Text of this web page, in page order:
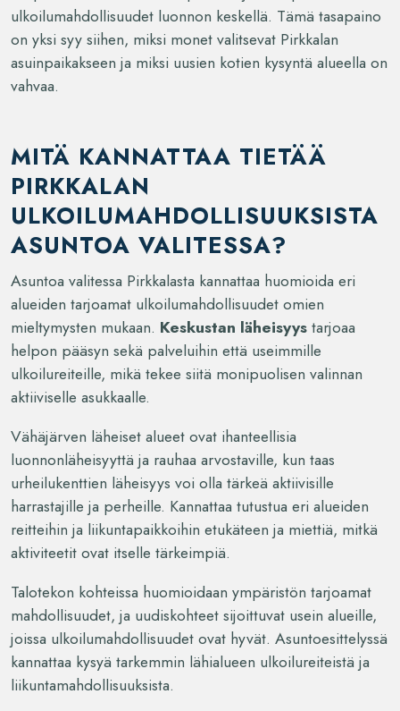
ulkoilumahdollisuudet luonnon keskellä. Tämä tasapaino
on yksi syy siihen, miksi monet valitsevat Pirkkalan
asuinpaikakseen ja miksi uusien kotien kysyntä alueella on
vahvaa.
MITÄ KANNATTAA TIETÄÄ
PIRKKALAN
ULKOILUMAHDOLLISUUKSISTA
ASUNTOA VALITESSA?
Asuntoa valitessa Pirkkalasta kannattaa huomioida eri
alueiden tarjoamat ulkoilumahdollisuudet omien
mieltymysten mukaan. Keskustan läheisyystarjoaa
helpon pääsyn sekä palveluihin että useimmille
ulkoilureiteille, mikä tekee siitä monipuolisen valinnan
aktiiviselle asukkaalle.
Vähäjärven läheiset alueet ovat ihanteellisia
luonnonläheisyyttä ja rauhaa arvostaville, kun taas
urheilukenttien läheisyys voi olla tärkeä aktiivisille
harrastajille ja perheille. Kannattaa tutustua eri alueiden
reitteihin ja liikuntapaikkoihin etukäteen ja miettiä, mitkä
aktiviteetit ovat itselle tärkeimpiä.
Talotekon kohteissa huomioidaan ympäristön tarjoamat
mahdollisuudet, ja uudiskohteet sijoittuvat usein alueille,
joissa ulkoilumahdollisuudet ovat hyvät. Asuntoesittelyssä
kannattaa kysyä tarkemmin lähialueen ulkoilureiteistä ja
liikuntamahdollisuuksista.